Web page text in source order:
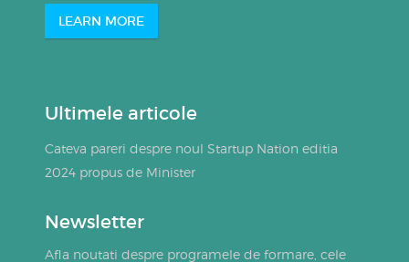
LEARN MORE
Ultimele articole
Cateva pareri despre noul Startup Nation editia
2024 propus de Minister
Newsletter
Afla noutati despre programele de formare, cele